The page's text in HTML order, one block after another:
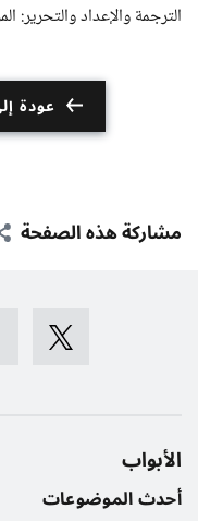
الترجمة والإعداد والتحرير:
عودة
مشاركة هذه الصفحة
الأبواب
أحدث الموضوعات